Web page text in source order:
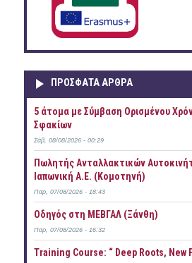
ΠΡOΣΦΑΤΑ AΡΘΡΑ
5 άτομα με Σύμβαση Ορισμένου
Σφακίων
Σάβ, 08/08/2026 - 00:29
Πωλητής Ανταλλακτικών
Ιαπωνική Α.Ε. (Κομοτηνή)
Παρ, 07/08/2026 - 18:43
Οδηγός στη ΜΕΒΓΑΛ (Ξάνθη)
Παρ, 07/08/2026 - 16:32
Training Course: “ Deep Roots, New